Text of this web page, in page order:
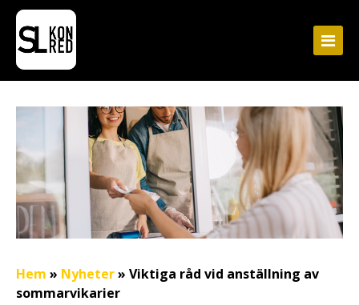
Hem » Nyheter» Viktiga råd vid anställning av
sommarvikarier